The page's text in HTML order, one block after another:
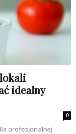
idealny
0
profesjonalnej